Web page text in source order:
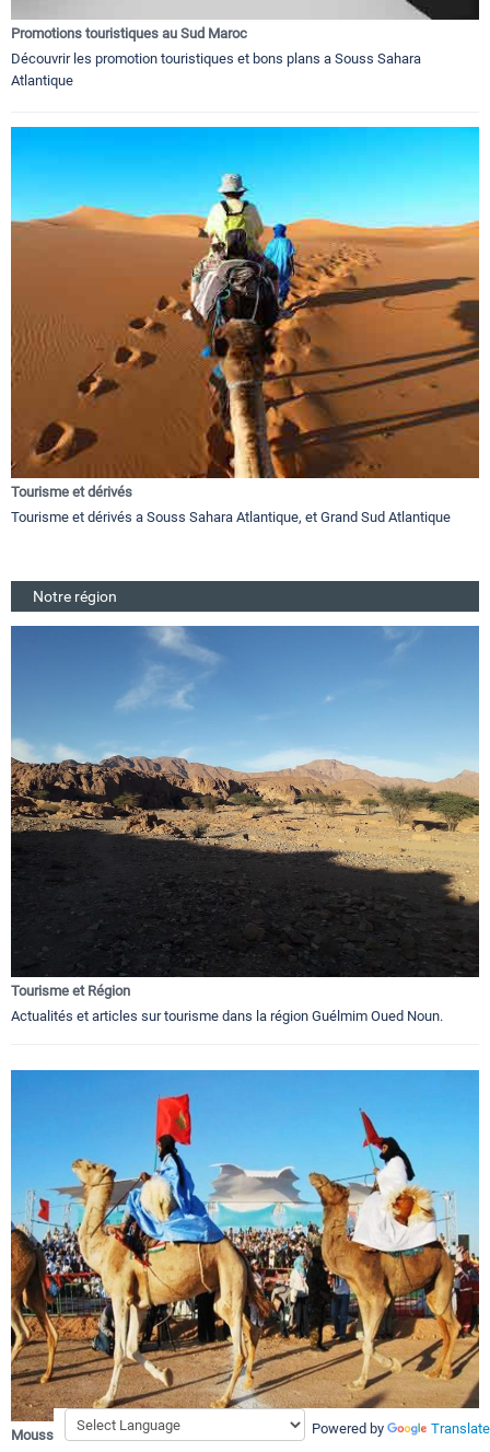
Promotions touristiques au Sud Maroc
Découvrir les promotion touristiques et bons plans a Souss Sahara
Atlantique
Tourisme et dérivés
Tourisme et dérivés a Souss Sahara Atlantique, et Grand Sud Atlantique
Notre région
Tourisme et Région
Actualités et articles sur tourisme dans la région Guélmim Oued Noun.
Moussem et Festivals Powered by Translate